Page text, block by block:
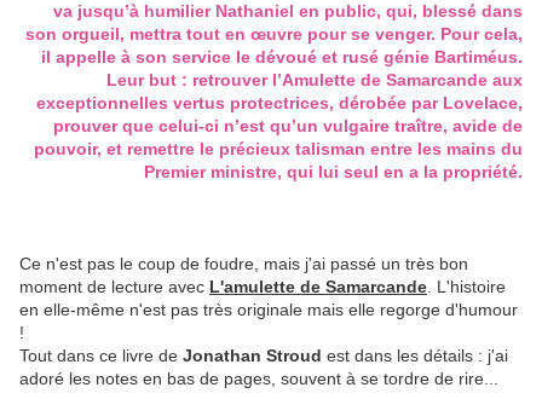
va jusqu’à humilier Nathaniel en public, qui, blessé dans
son orgueil, mettra tout en œuvre pour se venger. Pour cela,
il appelle à son service le dévoué et rusé génie Bartiméus.
Leur but : retrouver l’Amulette de Samarcande aux
exceptionnelles vertus protectrices, dérobée par Lovelace,
prouver que celui-ci n’est qu’un vulgaire traître, avide de
pouvoir, et remettre le précieux talisman entre les mains du
Premier ministre, qui lui seul en a la propriété.
Ce n'est pas le coup de foudre, mais j'ai passé un très bon
moment de lecture avec L'amulette de Samarcande . L'histoire
en elle-même n'est pas très originale mais elle regorge d'humour
!
Tout dans ce livre de Jonathan Stroud est dans les détails : j'ai
adoré les notes en bas de pages, souvent à se tordre de rire...